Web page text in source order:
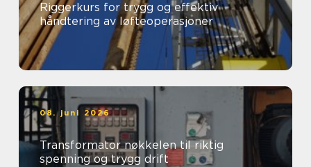
Riggerkurs for trygg og effektiv
håndtering av løfteoperasjoner
08. juni 2026
Transformator nøkkelen til riktig
spenning og trygg drift